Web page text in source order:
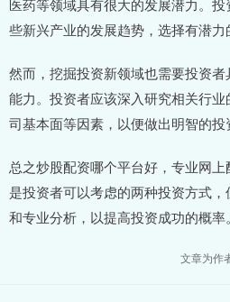
医药等领域具有很大的发展潜力。
些新兴产业的发展趋势，选择有潜力
然而，挖掘投资新领域也需要投资
能力。投资者应该深入研究相关行
司基本面等因素，以便做出明智的投
总之炒股配资哪个平台好，专业网
是投资者可以考虑的两种投资方式
和专业分析，以提高投资成功的概率。
文章为作